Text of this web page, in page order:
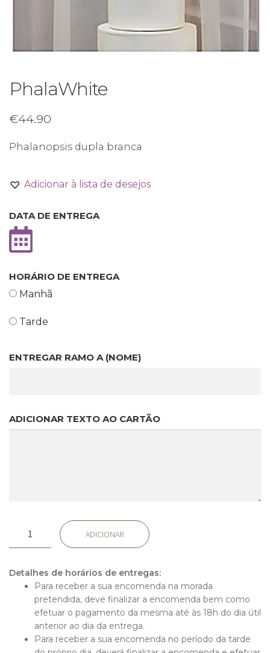
PhalaWhite
€44.90
Phalanopsis dupla branca
Adicionar à lista de desejos
DATA DE ENTREGA
HORÁRIO DE ENTREGA
Manhã
Tarde
ENTREGAR RAMO A (NOME)
ADICIONAR TEXTO AO CARTÃO
Quantidade
ADICIONAR
Detalhes de horários de entregas:
Para receber a sua encomenda na morada
pretendida, deve finalizar a encomenda bem como
efetuar o pagamento da mesma até às 18h do dia útil
anterior ao dia da entrega.
Para receber a sua encomenda no período da tarde